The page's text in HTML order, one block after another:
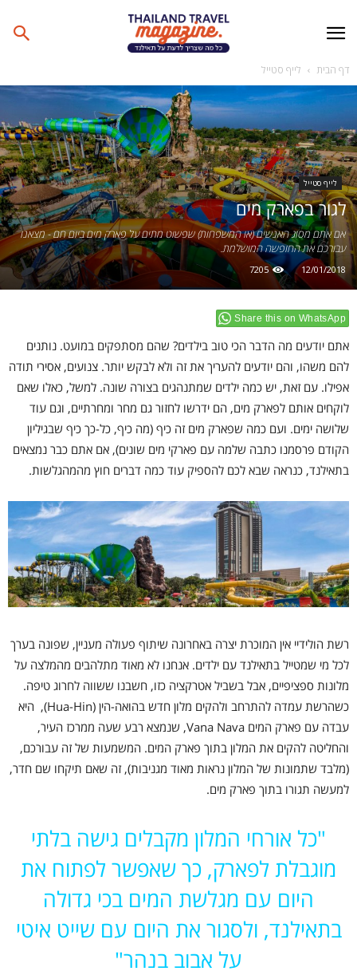
דף הבית לייף סטייל
לייף סטייל
לגור בפארק מים
אם אתם מסוג האנשים (או המשפחות) שפשוט מתים על פארק מים ביום חם - מצאנו
עבורכם את החופשה המושלמת.
12/01/2018
7205
Share this on WhatsApp
אתם יודעים מה הדבר הכי טוב בילדים? שהם מסתפקים במועט. נותנים
להם משהו, והם יודעים להעריך את זה ולא לבקש יותר. צנועים, אסירי תודה
אפילו. עם זאת, יש כמה ילדים שמתנהגים בצורה שונה. למשל, כאלו שאם
לוקחים אותם לפארק מים, הם ידרשו לחזור גם מחר ומחרתיים, וגם עוד
שלושה ימים. ועם כמה שפארק מים זה כיף (מה כיף, כל-כך כיף שבגיליון
הקודם פרסמנו כתבה שלמה עם פארקי מים שונים), אם אתם כבר נמצאים
בתאילנד, כנראה שבא לכם להספיק עוד כמה דברים חוץ מהמהגלשות.
רשת הולידיי אין המוכרת יצרה באחרונה שיתוף פעולה מעניין, שפונה בערך
לכל מי שמטייל בתאילנד עם ילדים. אנחנו לא מאוד מתלהבים מהמלצה על
מלונות ספציפיים, אבל בשביל אטרקציה כזו, חשבנו ששווה לחרוג טיפה.
כשהרשת עמדה להתרחב ולהקים מלון חדש בהואה-הין (Hua-Hin), היא
עבדה עם פארק המים Vana Nava, שנמצא רבע שעה ממרכז העיר,
והחליטה להקים את המלון בתוך פארק המים. המשמעות של זה עבורכם,
(מלבד שתמונות של המלון נראות מאוד מגניבות), זה שאם תיקחו שם חדר,
למעשה תגורו בתוך פארק מים.
"כל אורחי המלון מקבלים גישה בלתי
מוגבלת לפארק, כך שאפשר לפתוח את
היום עם מגלשת המים בכי גדולה
בתאילנד, ולסגור את היום עם שייט איטי
על אבוב בנהר"